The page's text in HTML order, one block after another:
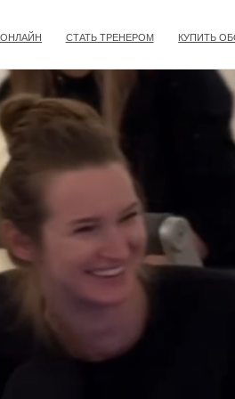
КУПИТЬ ОБОРУДОВАНИЕ
СТАТЬ ТРЕНЕРОМ